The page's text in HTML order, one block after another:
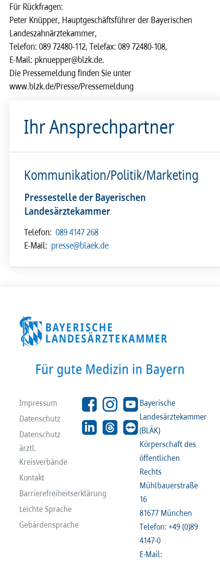
Für Rückfragen:
Peter Knüpper, Hauptgeschäftsführer der Bayerischen
Landeszahnärztekammer,
Telefon: 089 72480-112, Telefax: 089 72480-108,
E-Mail: pknuepper@blzk.de.
Die Pressemeldung finden Sie unter
www.blzk.de/Presse/Pressemeldung
Ihr Ansprechpartner
Kommunikation/Politik/Marketing
Pressestelle der Bayerischen
Landesärztekammer
Telefon: 089 4147 268
E-Mail: presse@blaek.de
Impressum
Datenschutz
Datenschutz
ärztl.
Kreisverbände
Kontakt
Barrierefreiheitserklärung
Leichte Sprache
Gebärdensprache
Bayerische
Landesärztekammer
(BLÄK)
Körperschaft des
öffentlichen
Rechts
Mühlbauerstraße
16
81677 München
Telefon: +49 (0)89
4147-0
E-Mail: